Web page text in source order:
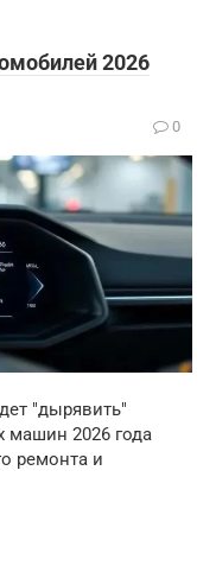
2026
0
"дырявить"
машин 2026 года
ремонта и